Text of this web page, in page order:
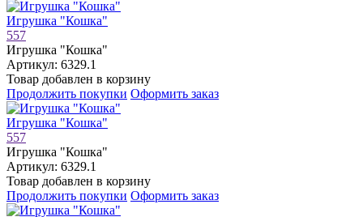
Игрушка "Кошка"
557
Игрушка "Кошка"
Артикул: 6329.1
Товар добавлен в корзину
Продолжить покупки Оформить заказ
Игрушка "Кошка"
557
Игрушка "Кошка"
Артикул: 6329.1
Товар добавлен в корзину
Продолжить покупки Оформить заказ